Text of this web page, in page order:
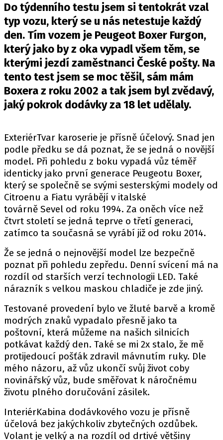
TISKOVKY
DAKAR
Z DOMOVA
ZE SVĚTA
MOTORSPORT
ČEŠI V AKCI
FIA CEZ & POHÁRY
MEZINÁRODNÍ SCÉNA
SLEDUJTE NÁS NA
Máte příběh, fotku nebo video?
Pošlete e-mail na autoroad.cz
ETICKÝ KODEX
KONTAKT
VYDAVATEL
INZERCE
OSOBNÍ ÚDAJE / COOKIES
Provozovatelem serveru autoroad.cz je
INCORP MEDIA GROUP s.r.o., IČ: 118 23 054
Do týdenního testu jsem si tentokrát vzal
typ vozu, který se u nás netestuje každý
den. Tím vozem je Peugeot Boxer Furgon,
který jako by z oka vypadl všem těm, se
kterými jezdí zaměstnanci České pošty. Na
tento test jsem se moc těšil, sám mám
Boxera z roku 2002 a tak jsem byl zvědavý,
jaký pokrok dodávky za 18 let udělaly.
ExteriérTvar karoserie je přísně účelový. Snad jen
podle předku se dá poznat, že se jedná o novější
model. Při pohledu z boku vypadá vůz téměř
identicky jako první generace Peugeotu Boxer,
který se společně se svými sesterskými modely od
Citroenu a Fiatu vyrábějí v italské
továrně Sevel od roku 1994. Za oněch více než
čtvrt století se jedná teprve o třetí generaci,
zatímco ta současná se vyrábí již od roku 2014.
Že se jedná o nejnovější model lze bezpečně
poznat při pohledu zepředu. Denní svícení má na
rozdíl od starších verzí technologii LED. Také
nárazník s velkou maskou chladiče je zde jiný.
Testované provedení bylo ve žluté barvě a kromě
modrých znaků vypadalo přesně jako ta
poštovní, která můžeme na našich silnicích
potkávat každý den. Také se mi 2x stalo, že mě
protijedoucí pošťák zdravil mávnutím ruky. Dle
mého názoru, až vůz ukončí svůj život coby
novinářský vůz, bude směřovat k náročnému
životu plného doručování zásilek.
InteriérKabina dodávkového vozu je přísně
účelová bez jakýchkoliv zbytečných ozdůbek.
Volant je velký a na rozdíl od drtivé většiny